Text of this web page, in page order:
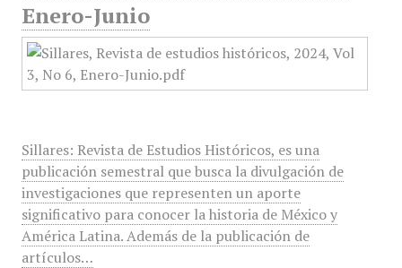
Enero-Junio
Sillares: Revista de Estudios Históricos, es una
publicación semestral que busca la divulgación de
investigaciones que representen un aporte
significativo para conocer la historia de México y
América Latina. Además de la publicación de
artículos…